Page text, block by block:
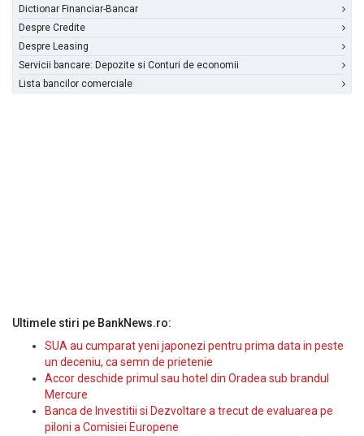
Dictionar Financiar-Bancar
Despre Credite
Despre Leasing
Servicii bancare: Depozite si Conturi de economii
Lista bancilor comerciale
Ultimele stiri pe BankNews.ro:
SUA au cumparat yeni japonezi pentru prima data in peste
un deceniu, ca semn de prietenie
Accor deschide primul sau hotel din Oradea sub brandul
Mercure
Banca de Investitii si Dezvoltare a trecut de evaluarea pe
piloni a Comisiei Europene